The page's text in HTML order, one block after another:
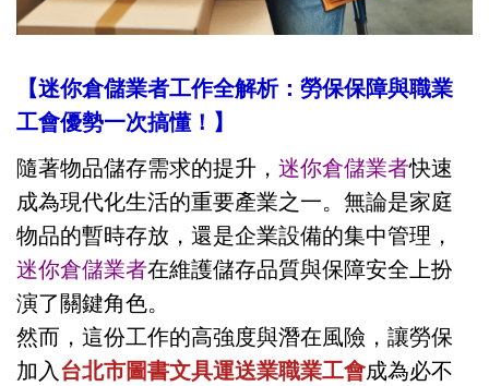
【迷你倉儲業者工作全解析：勞保保障與職業
工會優勢一次搞懂！】
隨著物品儲存需求的提升， 迷你倉儲業者快速
成為現代化生活的重要產業之一。無論是家庭
物品的暫時存放，還是企業設備的集中管理，
迷你倉儲業者在維護儲存品質與保障安全上扮
演了關鍵角色。
然而，這份工作的高強度與潛在風險，讓勞保
加入台北市圖書文具運送業職業工會成為必不